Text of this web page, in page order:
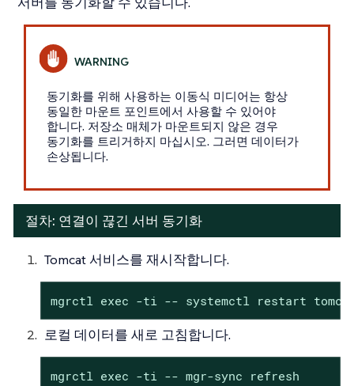
동기화를 위해 사용하는 이동식 미디어는 항상
동일한 마운트 포인트에서 사용할 수 있어야
합니다. 저장소 매체가 마운트되지 않은 경우
동기화를 트리거하지 마십시오. 그러면 데이터가
손상됩니다.
절차: 연결이 끊긴 서버 동기화
Tomcat 서비스를 재시작합니다.
mgrctl exec -ti -- systemctl restart
로컬 데이터를 새로 고침합니다.
mgrctl exec -ti -- mgr-sync refresh